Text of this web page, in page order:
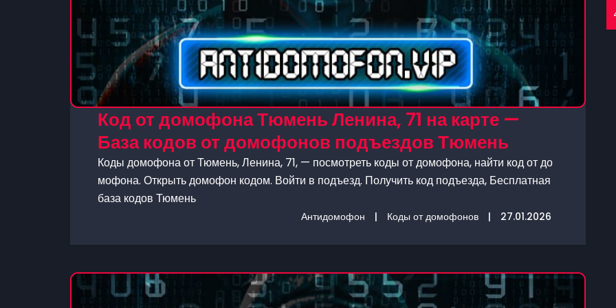
Код от домофона Тюмень Ленина, 71 на карте —
База кодов от домофонов подъездов Тюмень
Коды домофона от Тюмень, Ленина, 71, — посмотреть коды от домофона, найти код от до
мофона. Открыть домофон кодом. Войти в подъезд. Получить код подъезда, Бесплатная
база кодов Тюмень
Антидомофон | Коды от домофонов | 27.01.2026